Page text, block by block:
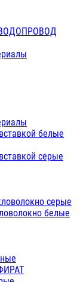
белые
серые
серые
белые